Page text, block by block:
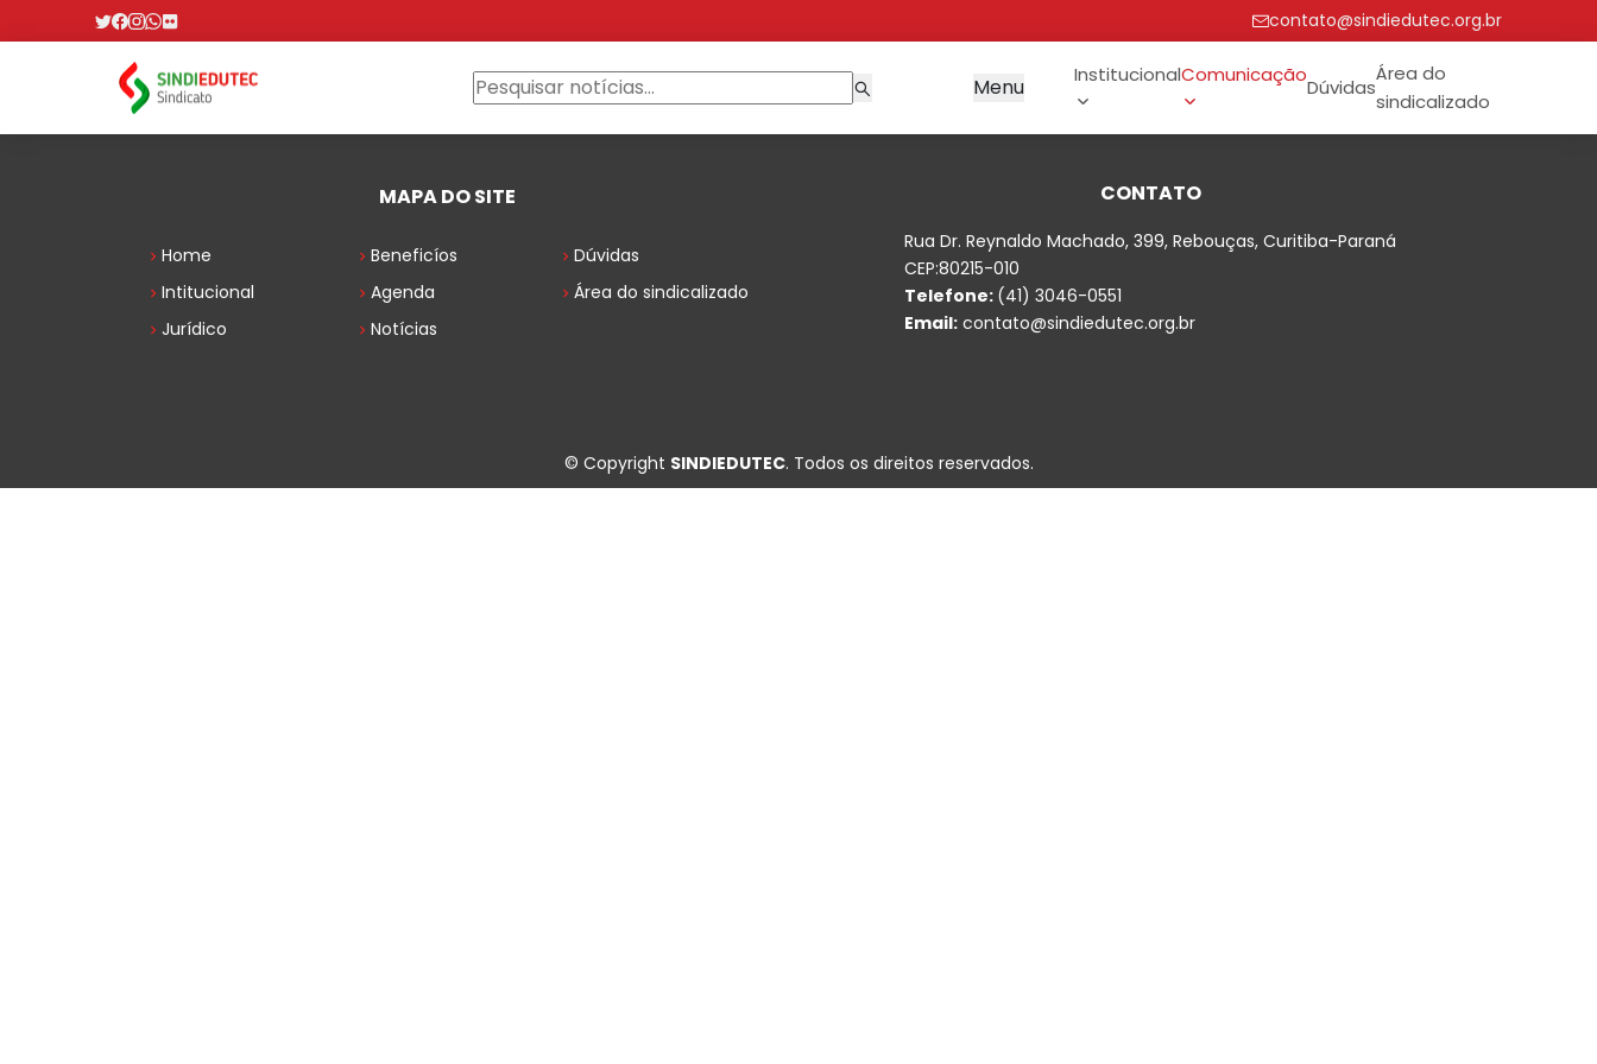
contato@sindiedutec.org.br
Menu InstitucionalComunicação
Dúvidas
Área do
sindicalizado
MAPA DO SITE
Home
Intitucional
Jurídico
Beneficíos
Agenda
Notícias
Dúvidas
Área do sindicalizado
CONTATO
Rua Dr. Reynaldo Machado, 399, Rebouças, Curitiba-Paraná
CEP:80215-010
Telefone: (41) 3046-0551
Email: contato@sindiedutec.org.br
© Copyright SINDIEDUTEC. Todos os direitos reservados.